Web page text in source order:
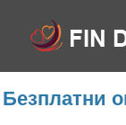
Безплатни